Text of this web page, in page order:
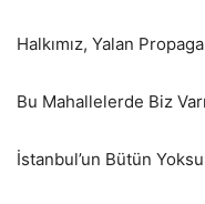
Halkımız, Yalan
Bu Mahallelerde Biz
İstanbul’un Bütün